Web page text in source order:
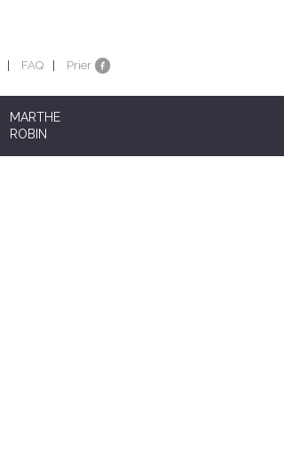
FAQ Prier
MARTHE
ROBIN